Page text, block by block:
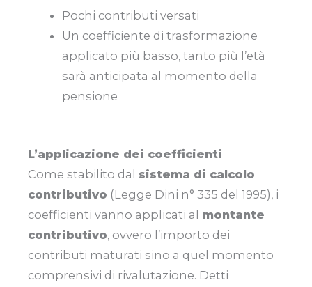
Pochi contributi versati
Un coefficiente di trasformazione
applicato più basso, tanto più l’età
sarà anticipata al momento della
pensione
L’applicazione dei coefficienti
Come stabilito dal sistema di calcolo
contributivo (Legge Dini n° 335 del 1995), i
coefficienti vanno applicati al montante
contributivo, ovvero l’importo dei
contributi maturati sino a quel momento
comprensivi di rivalutazione. Detti